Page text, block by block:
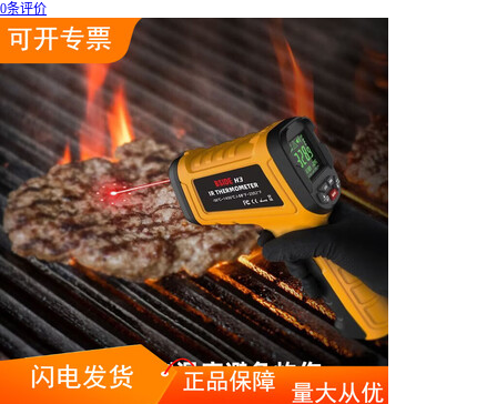
0条评价